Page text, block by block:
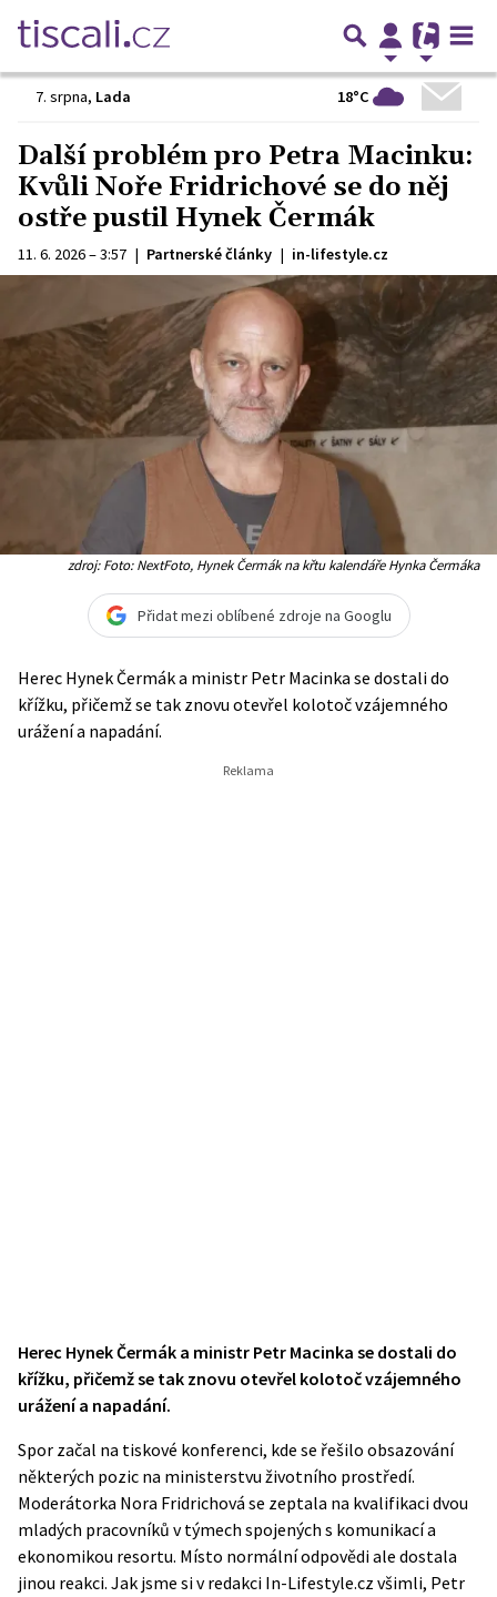
7. srpna, Lada 18°C
Další problém pro Petra Macinku:
Kvůli Noře Fridrichové se do něj
ostře pustil Hynek Čermák
11. 6. 2026 – 3:57 | Partnerské články | in-lifestyle.cz
zdroj: Foto: NextFoto, Hynek Čermák na křtu kalendáře Hynka Čermáka
Přidat mezi oblíbené zdroje na Googlu
Herec Hynek Čermák a ministr Petr Macinka se dostali do
křížku, přičemž se tak znovu otevřel kolotoč vzájemného
urážení a napadání.
Herec Hynek Čermák a ministr Petr Macinka se dostali do
křížku, přičemž se tak znovu otevřel kolotoč vzájemného
urážení a napadání.
Spor začal na tiskové konferenci, kde se řešilo obsazování
některých pozic na ministerstvu životního prostředí.
Moderátorka Nora Fridrichová se zeptala na kvalifikaci dvou
mladých pracovníků v týmech spojených s komunikací a
ekonomikou resortu. Místo normální odpovědi ale dostala
jinou reakci. Jak jsme si v redakci In-Lifestyle.cz všimli, Petr